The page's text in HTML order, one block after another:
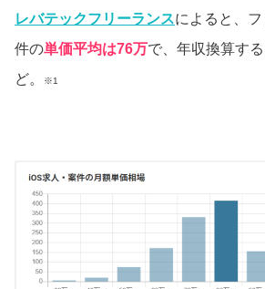
レバテックフリーランスによると、
件の単価平均は76万で、年収換算す
ど。
※1